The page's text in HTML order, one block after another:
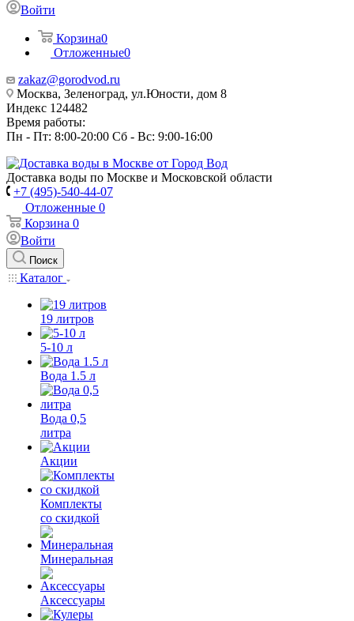
Войти
Корзина0
Отложенные0
zakaz@gorodvod.ru
Москва, Зеленоград, ул.Юности, дом 8
Индекс 124482
Время работы:
Пн - Пт: 8:00-20:00 Сб - Вс: 9:00-16:00
Доставка воды по Москве и Московской области
+7 (495)-540-44-07
Отложенные 0
Корзина 0
Войти
Поиск
Каталог
19 литров
5-10 л
Вода 1.5 л
Вода 0,5
литра
Акции
Комплекты
со скидкой
Минеральная
Аксессуары